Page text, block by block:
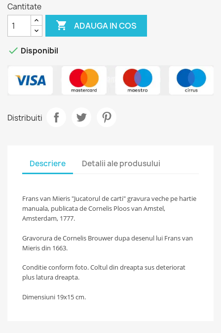
Cantitate
 ADAUGA IN COS
 Disponibil
Distribuiti
Descriere Detalii ale produsului
Frans van Mieris "Jucatorul de carti" gravura veche pe hartie
manuala, publicata de Cornelis Ploos van Amstel,
Amsterdam, 1777.
Gravorura de Cornelis Brouwer dupa desenul lui Frans van
Mieris din 1663.
Conditie conform foto. Coltul din dreapta sus deteriorat
plus latura dreapta.
Dimensiuni 19x15 cm.